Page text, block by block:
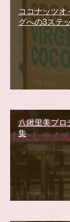
ココナッツオ
グへの3ステ
八鍬里美プロ
集